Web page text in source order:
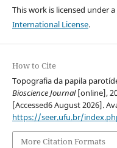
This work is licensed under a
International License.
How to Cite
Topografia da papila
Bioscience Journal[online],
[Accessed6 August 2026].
https://seer.ufu.br/
More Citation Formats